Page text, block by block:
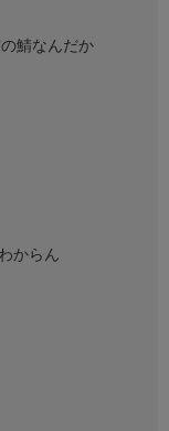
鯖なんだか
からん